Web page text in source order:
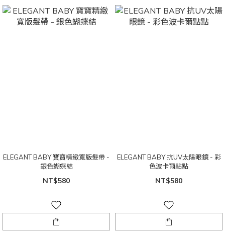
ELEGANT BABY 寶寶精緻寬版髮帶 -
銀色蝴蝶結
NT$580
ELEGANT BABY 抗UV太陽眼鏡 - 彩
色波卡爾點點
NT$580